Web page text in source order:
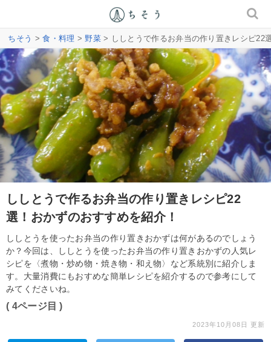
ちそう >食・料理 >野菜> ししとうで作るお弁当の作り置きレシピ22
ししとうで作るお弁当の作り置きレシピ22
選！おかずのおすすめを紹介！
ししとうを使ったお弁当の作り置きおかずは何があるのでしょう
か？今回は、ししとうを使ったお弁当の作り置きおかずの人気レ
シピを〈煮物・炒め物・焼き物・和え物〉など系統別に紹介しま
す。大量消費にもおすめな簡単レシピを紹介するので参考にして
みてくださいね。
( 4ページ目 )
2023年10月08日 更新